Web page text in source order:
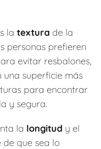
la textura de la
personas prefieren
evitar resbalones,
superficie más
para encontrar
y segura.
la longitud y el
que sea lo